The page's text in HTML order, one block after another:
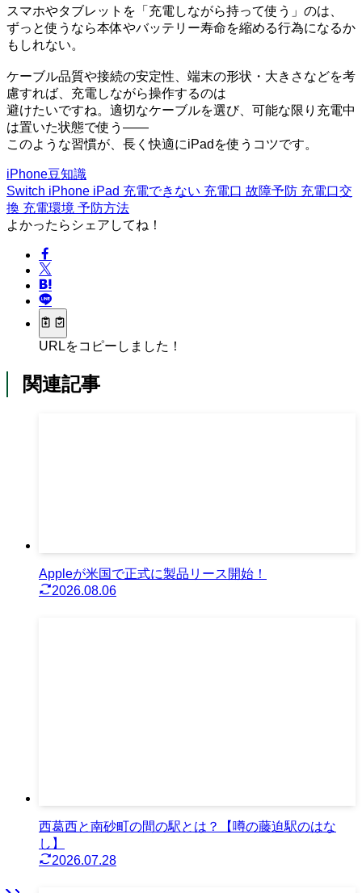
スマホやタブレットを「充電しながら持って使う」のは、
ずっと使うなら本体やバッテリー寿命を縮める行為になるか
もしれない。
ケーブル品質や接続の安定性、端末の形状・大きさなどを考
慮すれば、充電しながら操作するのは
避けたいですね。適切なケーブルを選び、可能な限り充電中
は置いた状態で使う――
このような習慣が、長く快適にiPadを使うコツです。
iPhone豆知識
Switch iPhone iPad 充電できない 充電口 故障予防 充電口交
換 充電環境 予防方法
よかったらシェアしてね！
URLをコピーしました！
関連記事
Appleが米国で正式に製品リース開始！
2026.08.06
西葛西と南砂町の間の駅とは？【噂の藤迫駅のはな
し】
2026.07.28